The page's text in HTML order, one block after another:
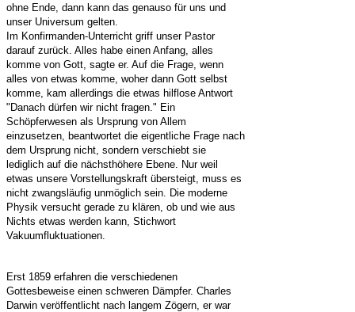
ohne Ende, dann kann das genauso für uns und
unser Universum gelten.
Im Konfirmanden-Unterricht griff unser Pastor
darauf zurück. Alles habe einen Anfang, alles
komme von Gott, sagte er. Auf die Frage, wenn
alles von etwas komme, woher dann Gott selbst
komme, kam allerdings die etwas hilflose Antwort
"Danach dürfen wir nicht fragen." Ein
Schöpferwesen als Ursprung von Allem
einzusetzen, beantwortet die eigentliche Frage nach
dem Ursprung nicht, sondern verschiebt sie
lediglich auf die nächsthöhere Ebene. Nur weil
etwas unsere Vorstellungskraft übersteigt, muss es
nicht zwangsläufig unmöglich sein. Die moderne
Physik versucht gerade zu klären, ob und wie aus
Nichts etwas werden kann, Stichwort
Vakuumfluktuationen.
Erst 1859 erfahren die verschiedenen
Gottesbeweise einen schweren Dämpfer. Charles
Darwin veröffentlicht nach langem Zögern, er war